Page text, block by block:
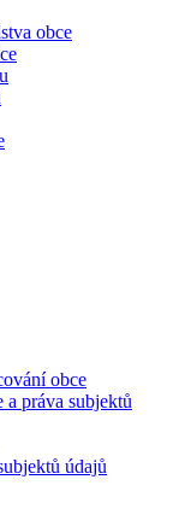
obce
obce
práva subjektů
údajů